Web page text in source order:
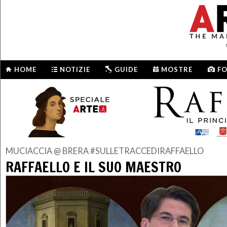
HOME NOTIZIE GUIDE MOSTRE
MUCIACCIA @ BRERA #SULLETRACCEDIRAFFAELLO
RAFFAELLO E IL SUO MAESTRO